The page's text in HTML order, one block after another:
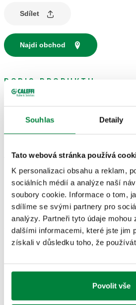
Souhlas Detaily
Tato webová stránka používá
K personalizaci obsahu a reklam,
sociálních médií a analýze naší
soubory cookie. Informace o tom,
sdílíme se svými partnery pro
analýzy. Partneři tyto údaje mohou
dalšími informacemi, které jste jim
získali v důsledku toho, že
Povolit vše
Sdílet
Najdi obchod
POPIS PRODUKTU
Manometr na tlakovou zkoušku
TECHNICKÉ ÚDAJE
Třída přesnosti:Manometr UNI 2,5
NÁKRESY A SPECIFIKACE
Číslo dílu Stupnice tlakoměru
556000 0–10 bar